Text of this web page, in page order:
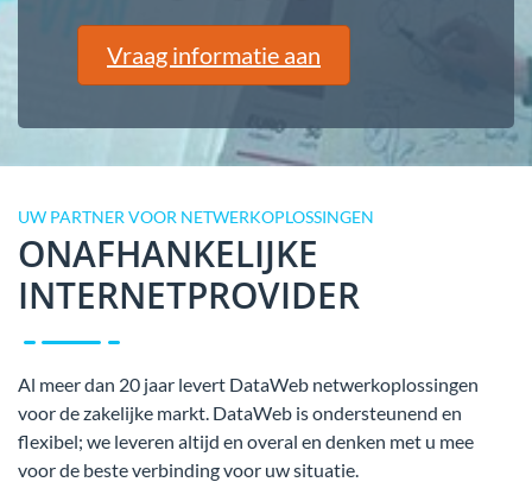
Vraag informatie aan
UW PARTNER VOOR NETWERKOPLOSSINGEN
ONAFHANKELIJKE
INTERNETPROVIDER
Al meer dan 20 jaar levert DataWeb netwerkoplossingen
voor de zakelijke markt. DataWeb is ondersteunend en
flexibel; we leveren altijd en overal en denken met u mee
voor de beste verbinding voor uw situatie.